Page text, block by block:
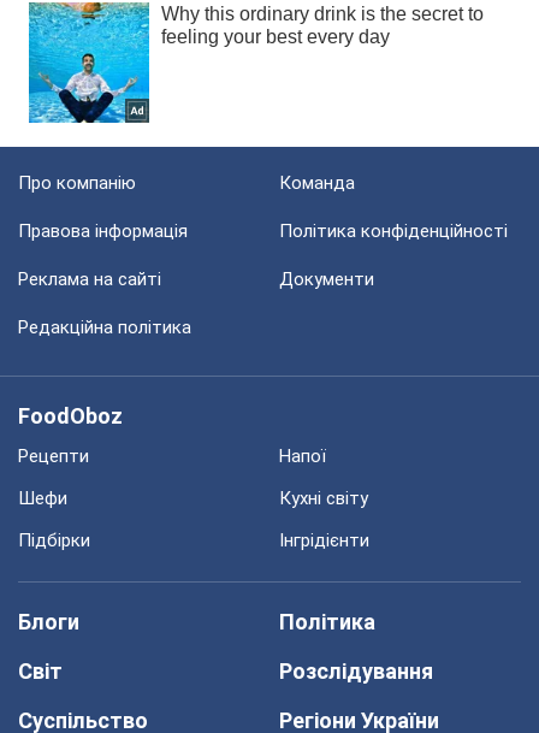
Про компанію Команда
Правова інформація Політика конфіденційності
Реклама на сайті Документи
Редакційна політика
FoodOboz
Рецепти
Напої
Шефи
Кухні світу
Підбірки
Інгрідієнти
Блоги
Політика
Світ
Розслідування
Суспільство
Регіони України